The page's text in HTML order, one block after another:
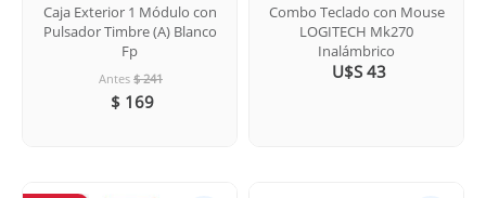
Caja Exterior 1 Módulo con
Pulsador Timbre (A) Blanco
Fp
Antes $ 241
$ 169
Combo Teclado con Mouse
LOGITECH Mk270
Inalámbrico
U$S 43